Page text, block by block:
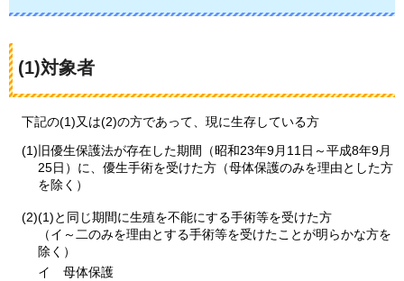
(1)対象者
下記の(1)又は(2)の方であって、現に生存している方
(1)旧優生保護法が存在した期間（昭和23年9月11日～平成8年9月
25日）に、優生手術を受けた方（母体保護のみを理由とした方
を除く）
(2)(1)と同じ期間に生殖を不能にする手術等を受けた方
（イ～二のみを理由とする手術等を受けたことが明らかな方を
除く）
イ
母体保護